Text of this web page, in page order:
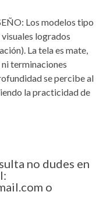
Los modelos tipo
logrados
La tela es mate,
terminaciones
se percibe al
la practicidad de
no dudes en
o